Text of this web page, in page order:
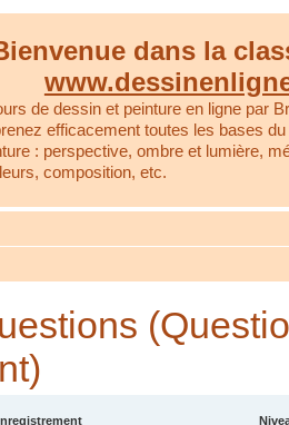
dans la
de dessin et peinture en ligne par
efficacement toutes les bases
: perspective, ombre et lumière,
composition, etc.